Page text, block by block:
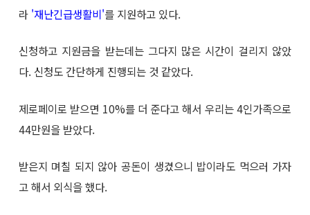
라 '재난긴급생활비'를 지원하고 있다.
신청하고 지원금을 받는데는 그다지 많은 시간이 걸리지 않았
다. 신청도 간단하게 진행되는 것 같았다.
제로페이로 받으면 10%를 더 준다고 해서 우리는 4인가족으로
44만원을 받았다.
받은지 며칠 되지 않아 공돈이 생겼으니 밥이라도 먹으러 가자
고 해서 외식을 했다.